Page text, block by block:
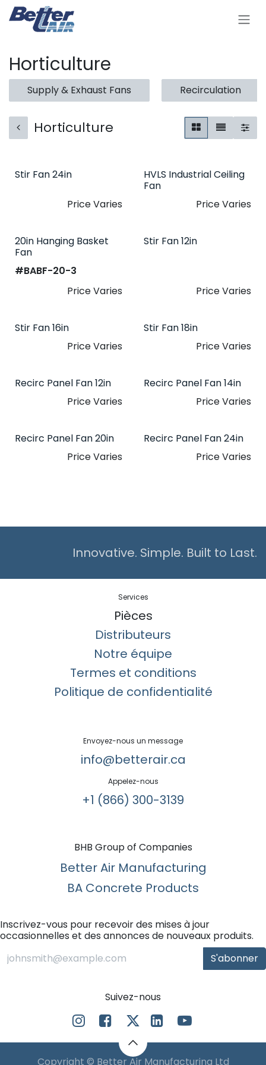
Se rendre au contenu
Horticulture
Supply & Exhaust Fans Recirculation
Horticulture
Stir Fan 24in
Price Varies
HVLS Industrial Ceiling
Fan
Price Varies
20in Hanging Basket
Fan
#​BABF-20-3
Price Varies
Stir Fan 12in
Price Varies
Stir Fan 16in
Price Varies
Stir Fan 18in
Price Varies
Recirc Panel Fan 12in
Price Varies
Recirc Panel Fan 14in
Price Varies
Recirc Panel Fan 20in
Price Varies
Recirc Panel Fan 24in
Price Varies
Innovative. Simple. Built to Last.
Services
Pièces
Distributeurs
Notre équipe
Termes et conditions
Politique de confidentialité
Envoyez-nous un message
info@betterair.ca
Appelez-nous
+1 (866) 300-3139​
BHB Group of Companies
Better Air Manufacturing
BA Concrete Products
Inscrivez-vous pour recevoir des mises à jour
occasionnelles et des annonces de nouveaux produits.
S'abonner
Suivez-nous
Copyright © Better Air Manufacturing Ltd